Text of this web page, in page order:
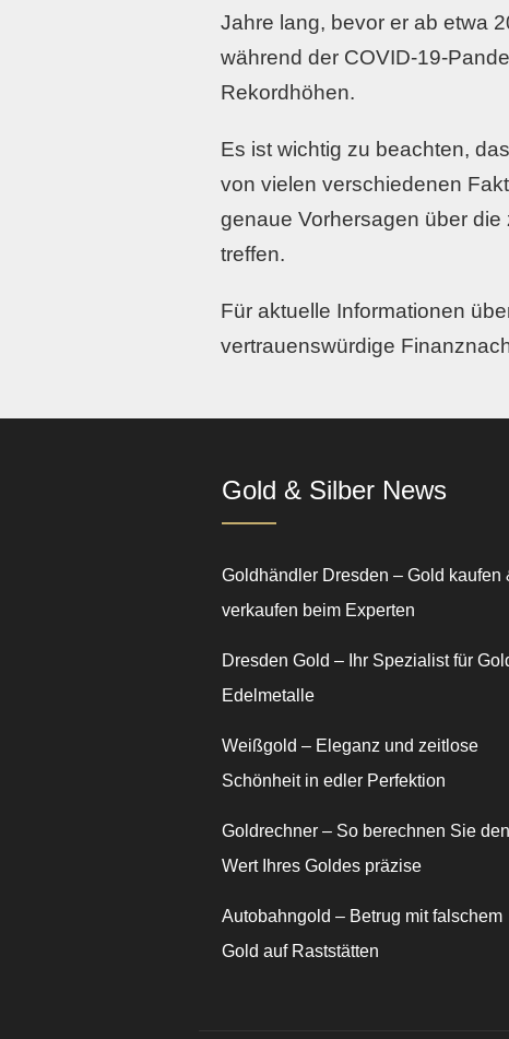
Jahre lang, bevor er ab etwa
während der COVID-19-
Rekordhöhen.
Es ist wichtig zu beachten,
von vielen verschiedenen
genaue Vorhersagen über
treffen.
Für aktuelle Informationen
vertrauenswürdige
Gold & Silber News
Goldhändler Dresden – Gold kaufen
verkaufen beim Experten
Dresden Gold – Ihr Spezialist für
Edelmetalle
Weißgold – Eleganz und zeitlose
Schönheit in edler Perfektion
Goldrechner – So berechnen Sie den
Wert Ihres Goldes präzise
Autobahngold – Betrug mit falschem
Gold auf Raststätten